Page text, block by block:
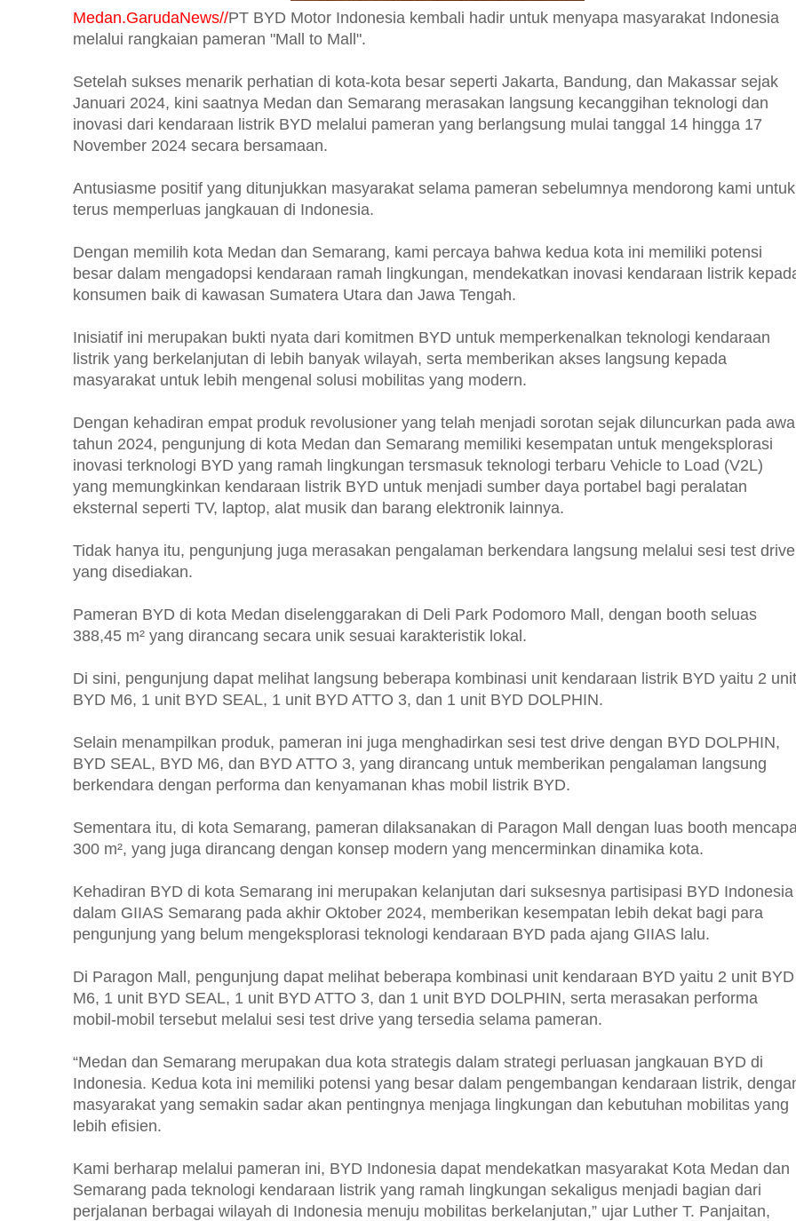
Medan.GarudaNews//PT BYD Motor Indonesia kembali hadir untuk menyapa masyarakat Indonesia
melalui rangkaian pameran "Mall to Mall".
Setelah sukses menarik perhatian di kota-kota besar seperti Jakarta, Bandung, dan Makassar sejak
Januari 2024, kini saatnya Medan dan Semarang merasakan langsung kecanggihan teknologi dan
inovasi dari kendaraan listrik BYD melalui pameran yang berlangsung mulai tanggal 14 hingga 17
November 2024 secara bersamaan.
Antusiasme positif yang ditunjukkan masyarakat selama pameran sebelumnya mendorong kami untuk
terus memperluas jangkauan di Indonesia.
Dengan memilih kota Medan dan Semarang, kami percaya bahwa kedua kota ini memiliki potensi
besar dalam mengadopsi kendaraan ramah lingkungan, mendekatkan inovasi kendaraan listrik
konsumen baik di kawasan Sumatera Utara dan Jawa Tengah.
Inisiatif ini merupakan bukti nyata dari komitmen BYD untuk memperkenalkan teknologi kendaraan
listrik yang berkelanjutan di lebih banyak wilayah, serta memberikan akses langsung kepada
masyarakat untuk lebih mengenal solusi mobilitas yang modern.
Dengan kehadiran empat produk revolusioner yang telah menjadi sorotan sejak diluncurkan pada
tahun 2024, pengunjung di kota Medan dan Semarang memiliki kesempatan untuk mengeksplorasi
inovasi terknologi BYD yang ramah lingkungan tersmasuk teknologi terbaru Vehicle to Load (V2L)
yang memungkinkan kendaraan listrik BYD untuk menjadi sumber daya portabel bagi peralatan
eksternal seperti TV, laptop, alat musik dan barang elektronik lainnya.
Tidak hanya itu, pengunjung juga merasakan pengalaman berkendara langsung melalui sesi test drive
yang disediakan.
Pameran BYD di kota Medan diselenggarakan di Deli Park Podomoro Mall, dengan booth seluas
388,45 m² yang dirancang secara unik sesuai karakteristik lokal.
Di sini, pengunjung dapat melihat langsung beberapa kombinasi unit kendaraan listrik BYD yaitu 2 unit
BYD M6, 1 unit BYD SEAL, 1 unit BYD ATTO 3, dan 1 unit BYD DOLPHIN.
Selain menampilkan produk, pameran ini juga menghadirkan sesi test drive dengan BYD DOLPHIN,
BYD SEAL, BYD M6, dan BYD ATTO 3, yang dirancang untuk memberikan pengalaman langsung
berkendara dengan performa dan kenyamanan khas mobil listrik BYD.
Sementara itu, di kota Semarang, pameran dilaksanakan di Paragon Mall dengan luas booth
300 m², yang juga dirancang dengan konsep modern yang mencerminkan dinamika kota.
Kehadiran BYD di kota Semarang ini merupakan kelanjutan dari suksesnya partisipasi BYD Indonesia
dalam GIIAS Semarang pada akhir Oktober 2024, memberikan kesempatan lebih dekat bagi para
pengunjung yang belum mengeksplorasi teknologi kendaraan BYD pada ajang GIIAS lalu.
Di Paragon Mall, pengunjung dapat melihat beberapa kombinasi unit kendaraan BYD yaitu 2 unit BYD
M6, 1 unit BYD SEAL, 1 unit BYD ATTO 3, dan 1 unit BYD DOLPHIN, serta merasakan performa
mobil-mobil tersebut melalui sesi test drive yang tersedia selama pameran.
“Medan dan Semarang merupakan dua kota strategis dalam strategi perluasan jangkauan BYD di
Indonesia. Kedua kota ini memiliki potensi yang besar dalam pengembangan kendaraan listrik,
masyarakat yang semakin sadar akan pentingnya menjaga lingkungan dan kebutuhan mobilitas yang
lebih efisien.
Kami berharap melalui pameran ini, BYD Indonesia dapat mendekatkan masyarakat Kota Medan dan
Semarang pada teknologi kendaraan listrik yang ramah lingkungan sekaligus menjadi bagian dari
perjalanan berbagai wilayah di Indonesia menuju mobilitas berkelanjutan,” ujar Luther T. Panjaitan,